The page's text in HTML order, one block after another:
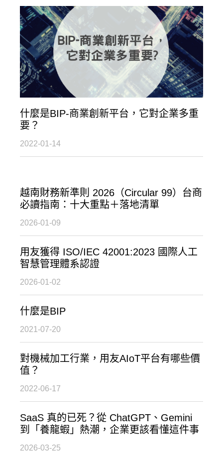
什麼是BIP-商業創新平台，它對企業多重
要？
2022-01-14
越南財務新準則 2026（Circular 99）台商
必讀指南：十大重點＋落地清單
2026-01-09
用友獲得 ISO/IEC 42001:2023 國際人工
智慧管理體系認證
2026-01-02
什麼是BIP
2021-07-20
對機械加工行業，用友AIoT平台有哪些價
值？
2022-06-17
SaaS 真的已死？從 ChatGPT、Gemini
到「養龍蝦」熱潮，企業更該看懂這件事
2026-03-25